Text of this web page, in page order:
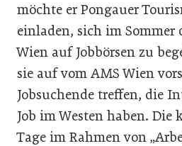
möchte er Pongauer
einladen, sich im Sommer
Wien auf Jobbörsen zu
sie auf vom AMS Wien
Jobsuchende treffen, die
Job im Westen haben.
Tage im Rahmen von